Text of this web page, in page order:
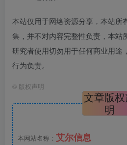
本站仅用于网络资源分享，本站所
集，并不对内容完整性负责，本站
研究者使用切勿用于任何商业用途
行为负责。
© 版权声明
文章版
明
本网站名称： 艾尔信息